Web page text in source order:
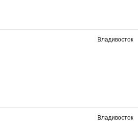
Владивосток
Владивосток